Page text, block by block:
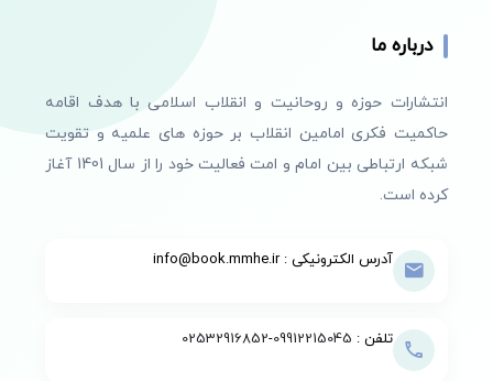
درباره ما
انتشارات حوزه و روحانیت و انقلاب اسلامی با هدف اقامه
حاکمیت فکری امامین انقلاب بر حوزه های علمیه و تقویت
شبکه ارتباطی بین امام و امت فعالیت خود را از سال 1401 آغاز
کرده است.
آدرس الکترونیکی : info@book.mmhe.ir
تلفن : 09912215045
-
02532916852